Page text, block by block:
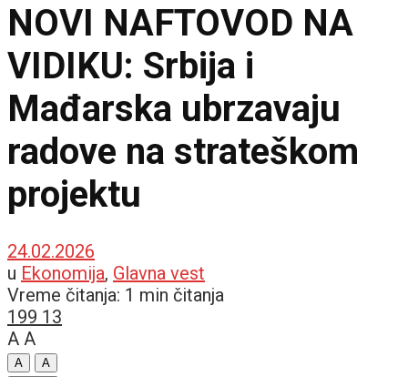
NOVI NAFTOVOD NA
VIDIKU: Srbija i
Mađarska ubrzavaju
radove na strateškom
projektu
24.02.2026
u Ekonomija, Glavna vest
Vreme čitanja: 1 min čitanja
199 13
A A
A
A